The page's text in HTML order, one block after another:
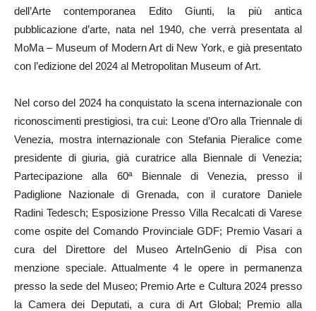
dell’Arte contemporanea Edito Giunti, la più antica
pubblicazione d’arte, nata nel 1940, che verrà presentata al
MoMa – Museum of Modern Art di New York, e già presentato
con l’edizione del 2024 al Metropolitan Museum of Art.
Nel corso del 2024 ha conquistato la scena internazionale con
riconoscimenti prestigiosi, tra cui: Leone d’Oro alla Triennale di
Venezia, mostra internazionale con Stefania Pieralice come
presidente di giuria, già curatrice alla Biennale di Venezia;
Partecipazione alla 60ª Biennale di Venezia, presso il
Padiglione Nazionale di Grenada, con il curatore Daniele
Radini Tedesch; Esposizione Presso Villa Recalcati di Varese
come ospite del Comando Provinciale GDF; Premio Vasari a
cura del Direttore del Museo ArteInGenio di Pisa con
menzione speciale. Attualmente 4 le opere in permanenza
presso la sede del Museo; Premio Arte e Cultura 2024 presso
la Camera dei Deputati, a cura di Art Global; Premio alla